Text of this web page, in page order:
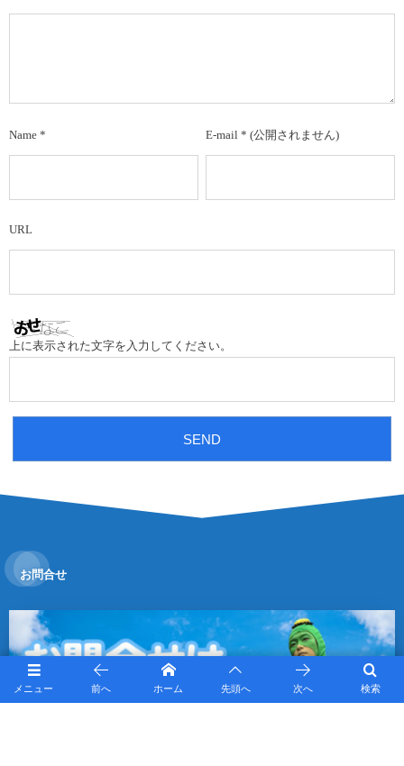
Name * E-mail * (公開されません)
URL
上に表示された文字を入力してください。
お問合せ
メニュー 検索
前へ ホーム 先頭へ 次へ